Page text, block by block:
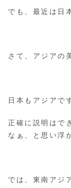
でも、最近は日
さて、アジアの
日本もアジアで
正確に説明はで
なぁ、と思い浮
では、東南アジ